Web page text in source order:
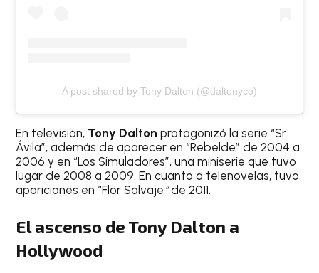
A post shared by Tony Dalton (@daltonyco)
En televisión, Tony Dalton protagonizó la serie “Sr.
Ávila”, además de aparecer en “Rebelde” de 2004 a
2006 y en “Los Simuladores”, una miniserie que tuvo
lugar de 2008 a 2009. En cuanto a telenovelas, tuvo
apariciones en “Flor Salvaje “de 2011.
El ascenso de Tony Dalton a
Hollywood